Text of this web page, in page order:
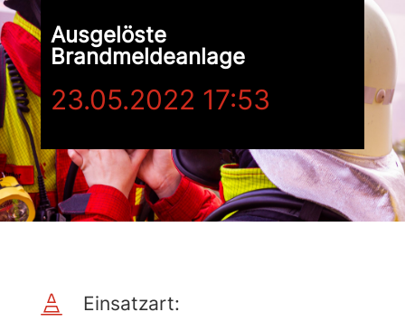
Ausgelöste
Brandmeldeanlage
23.05.2022 17:53
 Einsatzart: